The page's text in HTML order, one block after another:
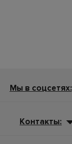
Мы в соцсетях:
Контакты: